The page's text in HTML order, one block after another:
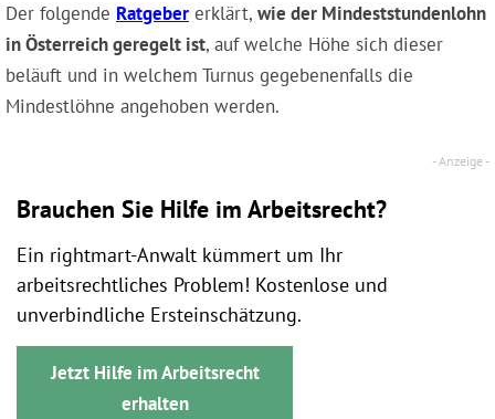
Der folgende Ratgeber erklärt, wie der Mindeststundenlohn
in Österreich geregelt ist, auf welche Höhe sich dieser
beläuft und in welchem Turnus gegebenenfalls die
Mindestlöhne angehoben werden.
Brauchen Sie Hilfe im Arbeitsrecht?
Ein rightmart-Anwalt kümmert um Ihr
arbeitsrechtliches Problem! Kostenlose und
unverbindliche Ersteinschätzung.
Jetzt Hilfe im Arbeitsrecht
erhalten